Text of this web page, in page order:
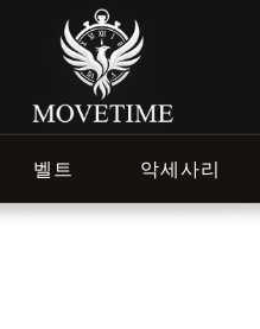
벨트 악세사리